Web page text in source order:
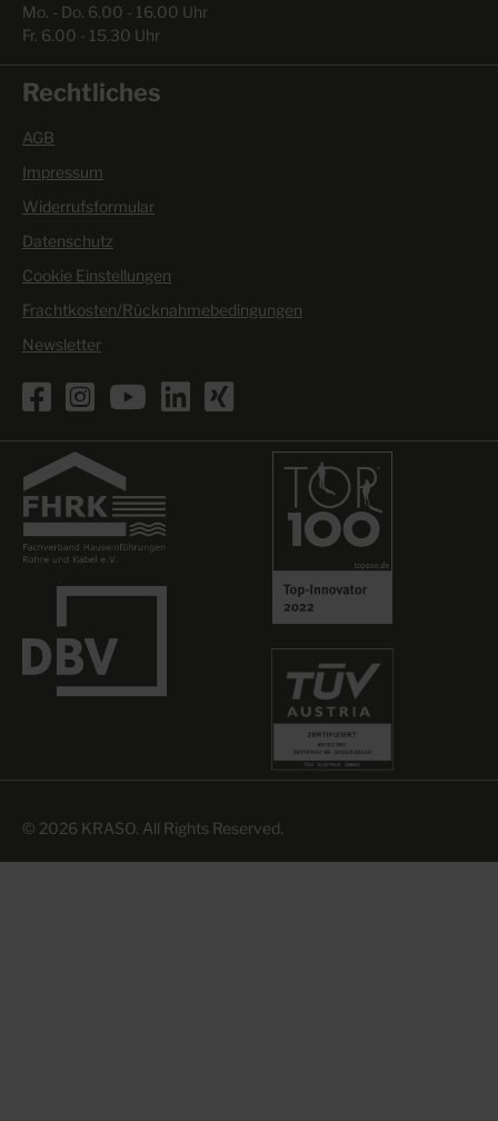
Mo. - Do. 6.00 - 16.00 Uhr
Fr. 6.00 - 15.30 Uhr
Rechtliches
AGB
Impressum
Widerrufsformular
Datenschutz
Cookie Einstellungen
Frachtkosten/Rücknahmebedingungen
Newsletter
© 2026 KRASO. All Rights Reserved.